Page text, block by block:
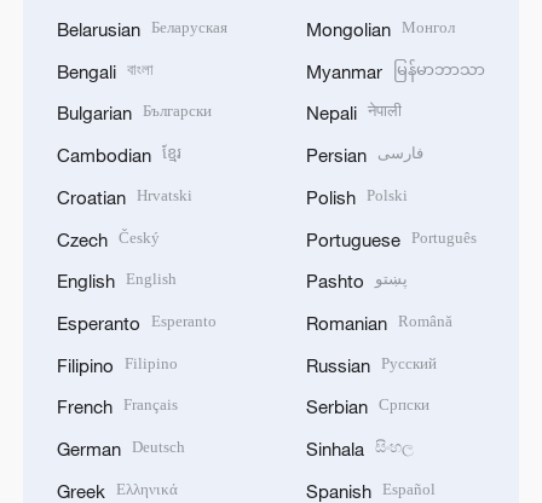
Belarusian Беларуская
Bengali বাংলা
Bulgarian Български
Cambodian ខ្មែរ
Croatian Hrvatski
Czech Český
English English
Esperanto Esperanto
Filipino Filipino
French Français
German Deutsch
Greek Ελληνικά
Mongolian Монгол
Myanmar မြန်မာဘာသာ
Nepali नेपाली
Persian فارسی
Polish Polski
Portuguese Português
Pashto پښتو
Romanian Română
Russian Русский
Serbian Српски
Sinhala සිංහල
Spanish Español